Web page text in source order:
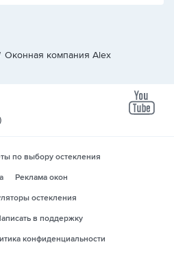
Оконная компания Alex
по выбору остекления
Реклама окон
остекления
в поддержку
конфиденциальности